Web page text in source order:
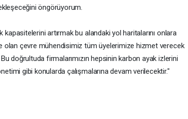
öngörüyorum.
artırmak bu alandaki yol haritalarını onlara
olan çevre mühendisimiz tüm üyelerimize hizmet verecek
doğrultuda firmalarımızın hepsinin karbon ayak izlerini
gibi konularda çalışmalarına devam verilecektir."